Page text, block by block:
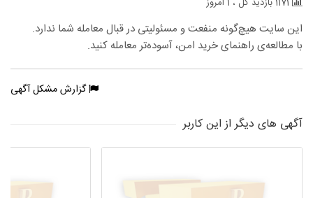
این سایت هیچ‌گونه منفعت و مسئولیتی در قبال معامله شما ندارد.
با مطالعه‌ی راهنمای خرید امن، آسوده‌تر معامله کنید.
گزارش مشکل آگهی
آگهی های دیگر از این کاربر